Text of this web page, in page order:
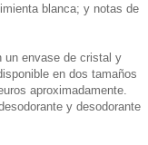
blanca; y notas de
un envase de cristal y
en dos tamaños
aproximadamente.
y desodorante